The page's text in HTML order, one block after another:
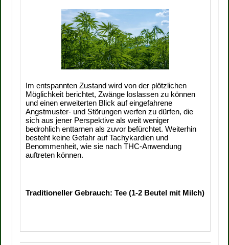
Im entspannten Zustand wird von der plötzlichen
Möglichkeit berichtet, Zwänge loslassen zu können
und einen erweiterten Blick auf eingefahrene
Angstmuster- und Störungen werfen zu dürfen, die
sich aus jener Perspektive als weit weniger
bedrohlich enttarnen als zuvor befürchtet. Weiterhin
besteht keine Gefahr auf Tachykardien und
Benommenheit, wie sie nach THC-Anwendung
auftreten können.
Traditioneller Gebrauch: Tee (1-2 Beutel mit Milch)